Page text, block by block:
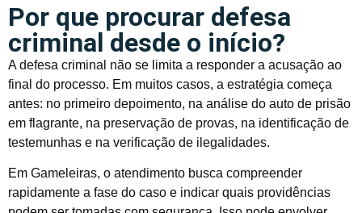
Por que procurar defesa
criminal desde o início?
A defesa criminal não se limita a responder a acusação ao
final do processo. Em muitos casos, a estratégia começa
antes: no primeiro depoimento, na análise do auto de prisão
em flagrante, na preservação de provas, na identificação de
testemunhas e na verificação de ilegalidades.
Em Gameleiras, o atendimento busca compreender
rapidamente a fase do caso e indicar quais providências